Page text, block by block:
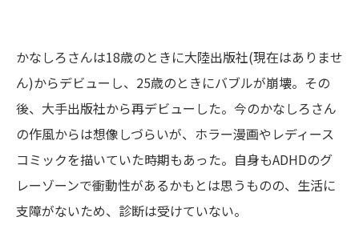
かなしろさんは18歳のときに大陸出版社(現在はありませ
ん)からデビューし、25歳のときにバブルが崩壊。その
後、大手出版社から再デビューした。今のかなしろさん
の作風からは想像しづらいが、ホラー漫画やレディース
コミックを描いていた時期もあった。自身もADHDのグ
レーゾーンで衝動性があるかもとは思うものの、生活に
支障がないため、診断は受けていない。